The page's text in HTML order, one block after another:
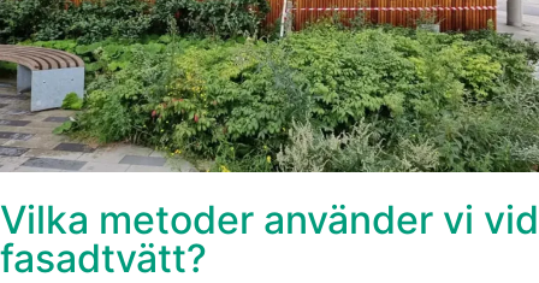
Vilka metoder använder vi vid
fasadtvätt?